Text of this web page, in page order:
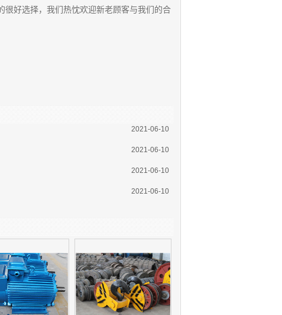
好选择，我们热忱欢迎新老顾客与我们的合
2021-06-10
2021-06-10
2021-06-10
2021-06-10